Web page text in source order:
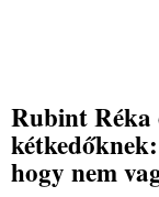
Rubint Réka
hogy nem